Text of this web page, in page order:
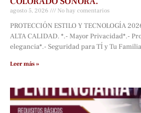
agosto 5, 2026 No hay comentarios
PROTECCIÓN ESTILO Y TECNOLOGÍA
ALTA CALIDAD. *.- Mayor Privacidad*.-
elegancia*.- Seguridad para TÍ y Tu
Leer más »